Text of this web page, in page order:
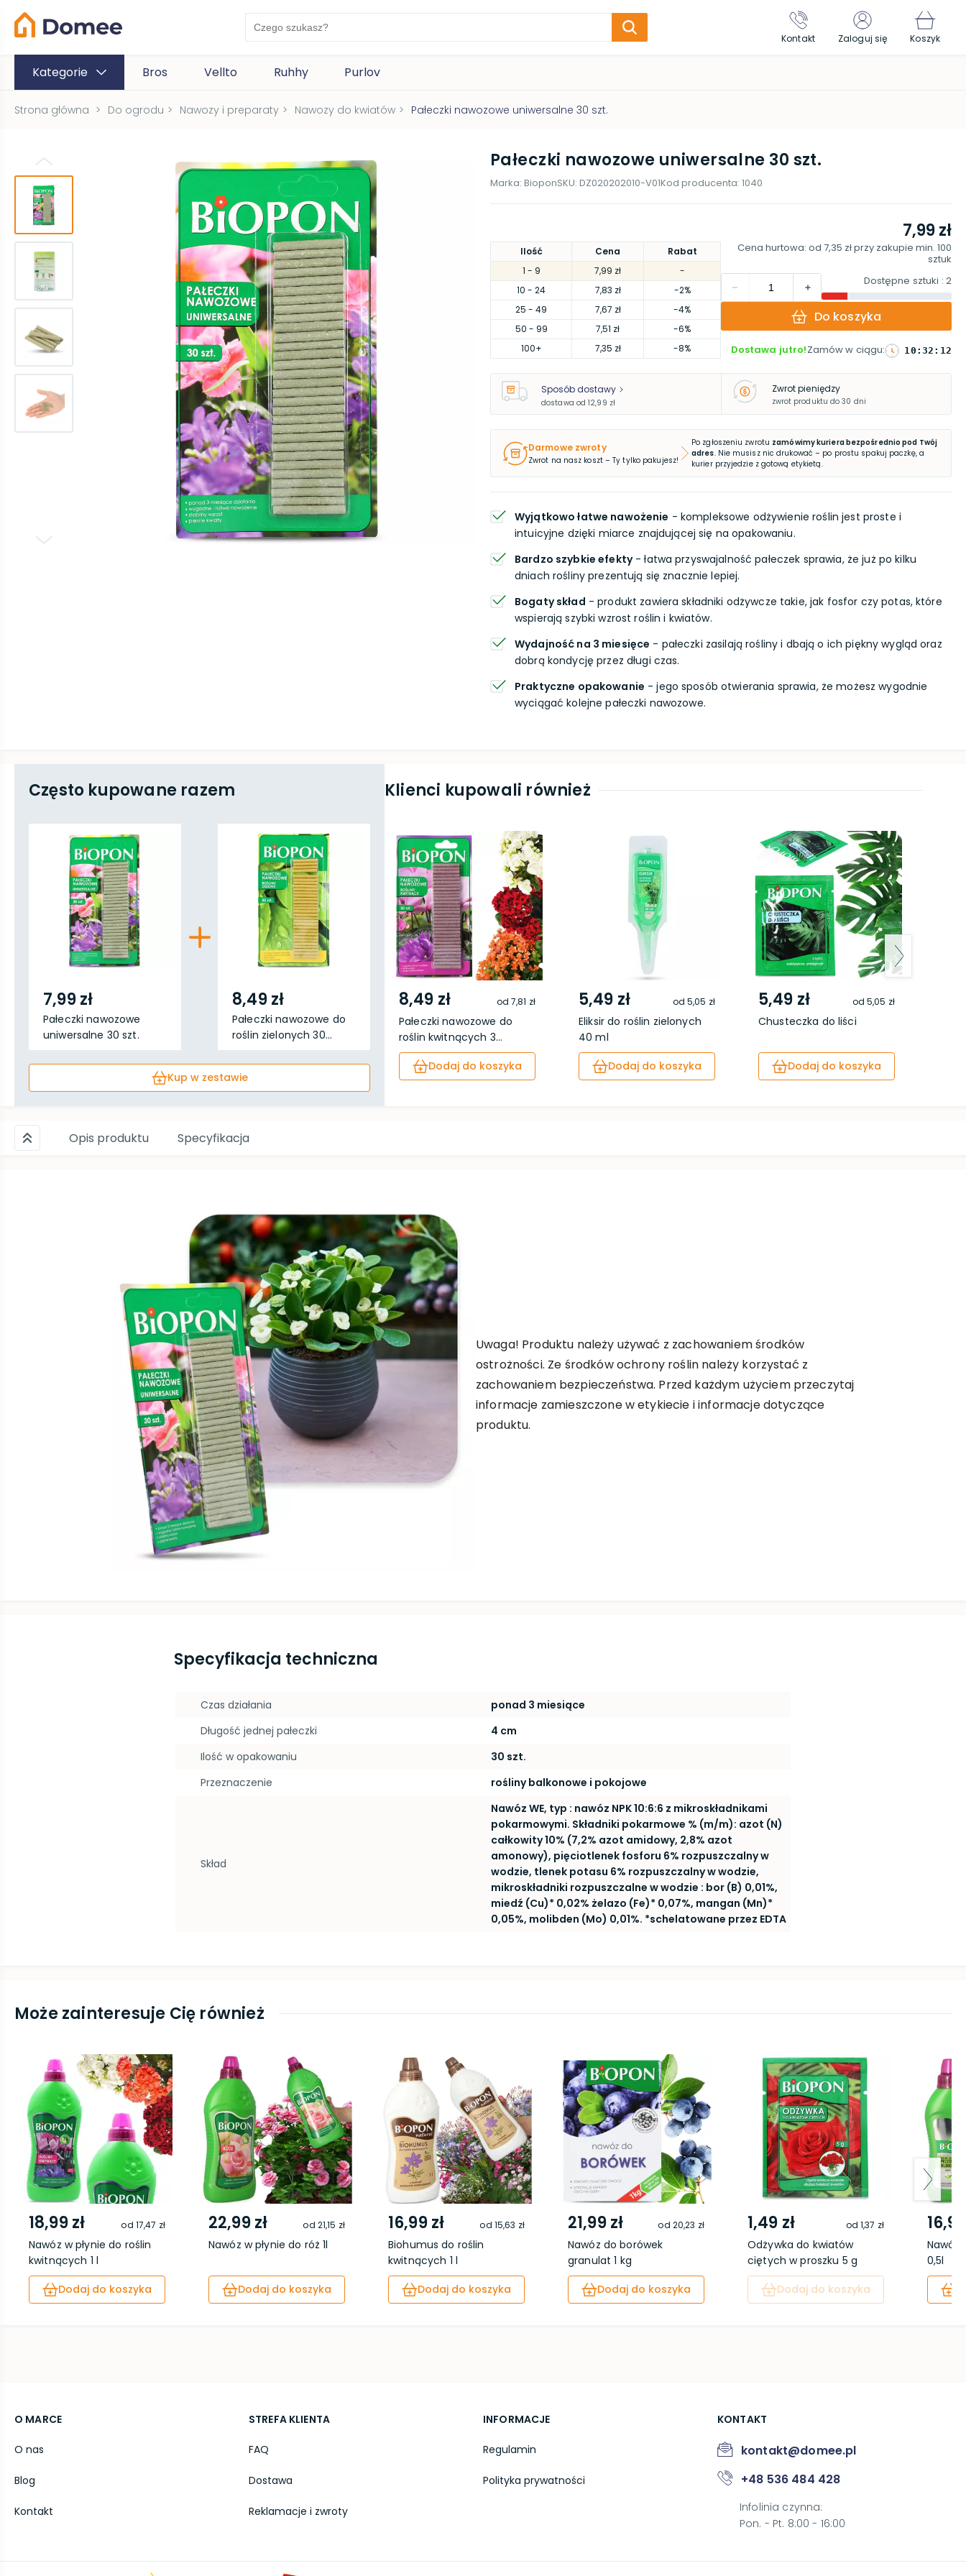
Kontakt Zaloguj się Koszyk
Kategorie Bros Vellto Ruhhy Purlov
Strona główna > Do ogrodu > Nawozy i preparaty > Nawozy do kwiatów > Pałeczki nawozowe uniwersalne 30 szt.
Pałeczki nawozowe uniwersalne 30 szt.
Marka: BioponSKU: DZ020202010-V01Kod producenta: 1040
Ilość Cena
Rabat
1 - 9 7,99 zł
-
10 - 24 7,83 zł
-2%
25 - 49 7,67 zł
-4%
50 - 99 7,51 zł
-6%
100+ 7,35 zł -8%
7,99 zł
Cena hurtowa: od 7,35 złprzy zakupie min. 100
sztuk
Dostępne sztuki : 2
Do koszyka
Dostawa jutro!Zamów w ciągu: 10 : 32 : 11
Sposób dostawy
dostawa od 12,99 zł
Zwrot pieniędzy
zwrot produktu do 30 dni
Darmowe zwroty
Zwrot na nasz koszt – Ty tylko pakujesz!
Po zgłoszeniu zwrotu zamówimy kuriera bezpośrednio pod Twój
adres. Nie musisz nic drukować – po prostu spakuj paczkę, a
kurier przyjedzie z gotową etykietą.
Wyjątkowo łatwe nawożenie - kompleksowe odżywienie roślin jest proste i
intuicyjne dzięki miarce znajdującej się na opakowaniu.
Bardzo szybkie efekty- łatwa przyswajalność pałeczek sprawia, że już po kilku
dniach rośliny prezentują się znacznie lepiej.
Bogaty skład - produkt zawiera składniki odżywcze takie, jak fosfor czy potas, które
wspierają szybki wzrost roślin i kwiatów.
Wydajność na 3 miesięce - pałeczki zasilają rośliny i dbają o ich piękny wygląd oraz
dobrą kondycję przez długi czas.
Praktyczne opakowanie - jego sposób otwierania sprawia, że możesz wygodnie
wyciągać kolejne pałeczki nawozowe.
Często kupowane razem
7,99 zł
Pałeczki nawozowe
uniwersalne 30 szt.
8,49 zł
Pałeczki nawozowe do
roślin zielonych 30...
Kup w zestawie
Klienci kupowali również
8,49 zł od7,81 zł
Pałeczki nawozowe do
roślin kwitnących 3...
Dodaj do koszyka
5,49 zł od5,05 zł
Eliksir do roślin zielonych
40 ml
Dodaj do koszyka
5,49 zł od5,05 zł
Chusteczka do liści
Dodaj do koszyka
Opis produktu Specyfikacja
Uwaga! Produktu należy używać z zachowaniem środków
ostrożności. Ze środków ochrony roślin należy korzystać z
zachowaniem bezpieczeństwa. Przed każdym użyciem przeczytaj
informacje zamieszczone w etykiecie i informacje dotyczące
produktu.
Specyfikacja techniczna
Czas działania
ponad 3 miesiące
Długość jednej pałeczki
4 cm
Ilość w opakowaniu
30 szt.
Przeznaczenie
rośliny balkonowe i pokojowe
Skład
Nawóz WE, typ : nawóz NPK 10:6:6 z mikroskładnikami
pokarmowymi. Składniki pokarmowe % (m/m): azot (N)
całkowity 10% (7,2% azot amidowy, 2,8% azot
amonowy), pięciotlenek fosforu 6% rozpuszczalny w
wodzie, tlenek potasu 6% rozpuszczalny w wodzie,
mikroskładniki rozpuszczalne w wodzie : bor (B) 0,01%,
miedź (Cu)* 0,02% żelazo (Fe)* 0,07%, mangan (Mn)*
0,05%, molibden (Mo) 0,01%. *schelatowane przez EDTA
Może zainteresuje Cię również
18,99 zł od 17,47 zł
Nawóz w płynie do roślin
kwitnących 1 l
Dodaj do koszyka
22,99 zł od 21,15 zł
Nawóz w płynie do róż 1l
Dodaj do koszyka
16,99 zł od 15,63 zł
Biohumus do roślin
kwitnących 1 l
Dodaj do koszyka
21,99 zł od 20,23 zł
Nawóz do borówek
granulat 1 kg
Dodaj do koszyka
1,49 zł od1,37 zł
Odżywka do kwiatów
ciętych w proszku 5 g
Dodaj do koszyka
Nawóz
0,5l
O MARCE
O nas
Blog
Kontakt
STREFA KLIENTA
FAQ
Dostawa
Reklamacje i zwroty
INFORMACJE
Regulamin
Polityka prywatności
KONTAKT
kontakt@domee.pl
+48 536 484 428
Infolinia czynna:
Pon. - Pt. 8:00 - 16:00